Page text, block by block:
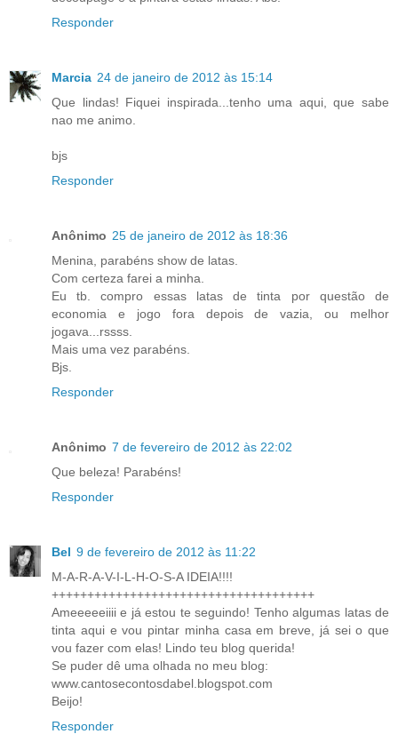
Responder
Marcia 24 de janeiro de 2012 às 15:14
Que lindas! Fiquei inspirada...tenho uma aqui, que sabe
nao me animo.
bjs
Responder
Anônimo 25 de janeiro de 2012 às 18:36
Menina, parabéns show de latas.
Com certeza farei a minha.
Eu tb. compro essas latas de tinta por questão de
economia e jogo fora depois de vazia, ou melhor
jogava...rssss.
Mais uma vez parabéns.
Bjs.
Responder
Anônimo 7 de fevereiro de 2012 às 22:02
Que beleza! Parabéns!
Responder
Bel 9 de fevereiro de 2012 às 11:22
M-A-R-A-V-I-L-H-O-S-A IDEIA!!!!
+++++++++++++++++++++++++++++++++++++
Ameeeeeiiii e já estou te seguindo! Tenho algumas latas de
tinta aqui e vou pintar minha casa em breve, já sei o que
vou fazer com elas! Lindo teu blog querida!
Se puder dê uma olhada no meu blog:
www.cantosecontosdabel.blogspot.com
Beijo!
Responder